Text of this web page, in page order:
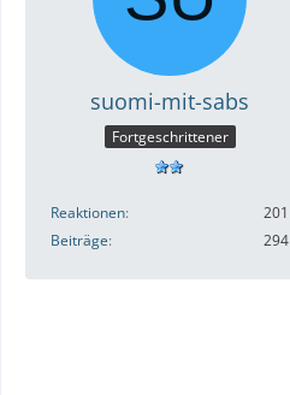
suomi-mit-sabs
Fortgeschrittener
Reaktionen
201
Beiträge
294